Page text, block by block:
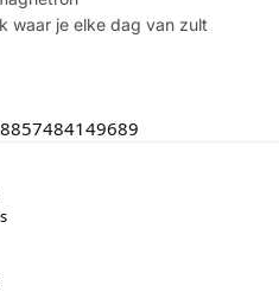
waar je elke dag van zult